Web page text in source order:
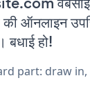
ऑनलाइन
बधाई हो!
part: draw